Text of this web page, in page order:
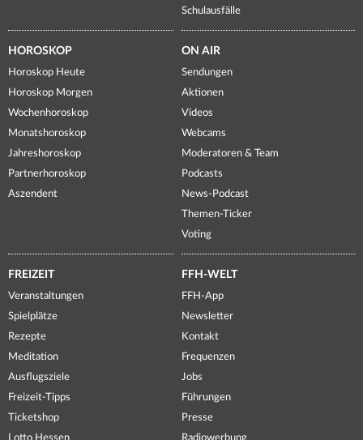
Schulausfälle
HOROSKOP
Horoskop Heute
Horoskop Morgen
Wochenhoroskop
Monatshoroskop
Jahreshoroskop
Partnerhoroskop
Aszendent
ON AIR
Sendungen
Aktionen
Videos
Webcams
Moderatoren & Team
Podcasts
News-Podcast
Themen-Ticker
Voting
FREIZEIT
Veranstaltungen
Spielplätze
Rezepte
Meditation
Ausflugsziele
Freizeit-Tipps
Ticketshop
Lotto Hessen
FFH-WELT
FFH-App
Newsletter
Kontakt
Frequenzen
Jobs
Führungen
Presse
Radiowerbung